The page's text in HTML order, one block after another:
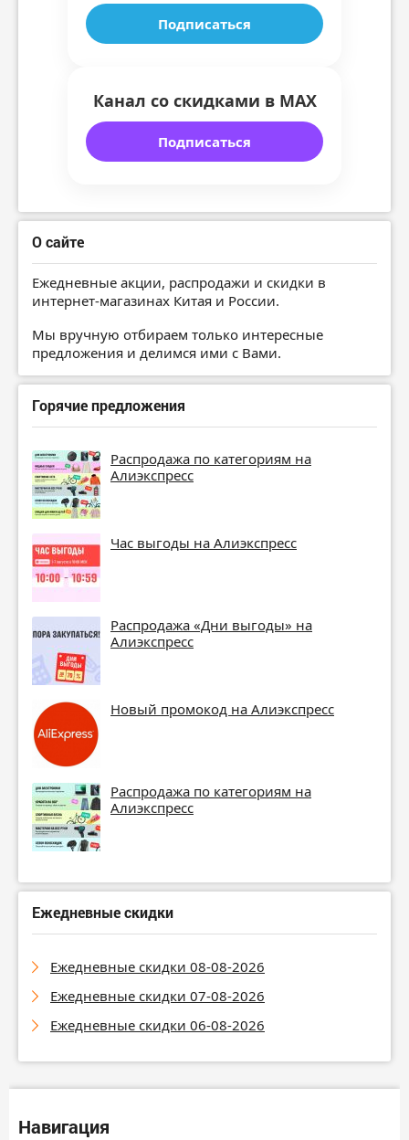
Подписаться
Канал со скидками в MAX
Подписаться
О сайте
Ежедневные акции, распродажи и скидки в
интернет-магазинах Китая и России.
Мы вручную отбираем только интересные
предложения и делимся ими с Вами.
Горячие предложения
Распродажа по категориям на
Алиэкспресс
Час выгоды на Алиэкспресс
Распродажа «Дни выгоды» на
Алиэкспресс
Новый промокод на Алиэкспресс
Распродажа по категориям на
Алиэкспресс
Ежедневные скидки
Ежедневные скидки 08-08-2026
Ежедневные скидки 07-08-2026
Ежедневные скидки 06-08-2026
Навигация